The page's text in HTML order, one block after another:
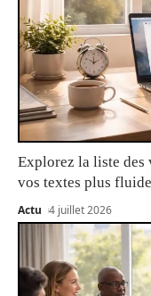
Explorez la liste des
vos textes plus
Actu 4 juillet 2026